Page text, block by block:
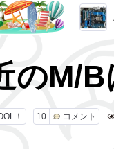
のM/B
！ 10 コメント